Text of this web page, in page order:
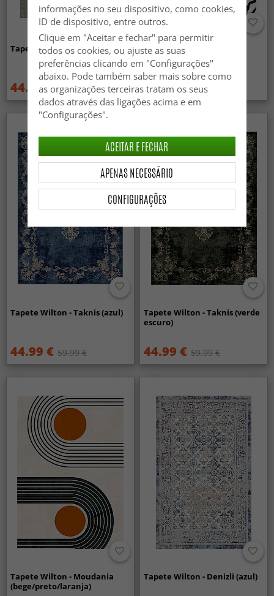
Tapete Wilton - Mateur (bege)
44.99 € 59.99 €
Tapete Wilton - Zebra
(preto/branco)
44.99 € 59.99 €
Tapete Wilton - Taknis (azul)
44.99 € 59.99 €
Tapete Wilton - Taknis (verde
escuro)
44.99 € 59.99 €
Tapete Wilton - Moudania
(bege/preto/laranja)
Tapete Wilton - Denizli (azul)
informações no seu dispositivo, como cookies,
ID de dispositivo, entre outros.
Clique em "Aceitar e fechar" para permitir
todos os cookies, ou ajuste as suas
preferências clicando em "Configurações"
abaixo. Pode também saber mais sobre como
as organizações terceiras tratam os seus
dados através das ligações acima e em
"Configurações".
CONFIGURAÇÕES
APENAS NECESSÁRIO
ACEITAR E FECHAR